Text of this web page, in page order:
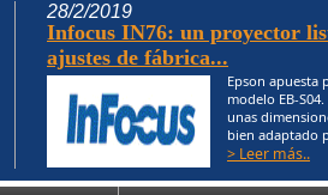
28/2/2019
Infocus IN76: un proyector
ajustes de fábrica...
Epson apuesta
modelo EB-
unas
bien adaptado
> Leer más..